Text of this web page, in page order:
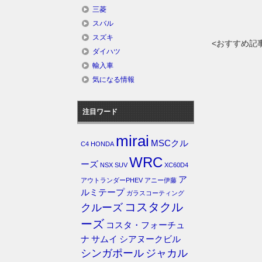
<おすすめ記
三菱
スバル
スズキ
ダイハツ
輸入車
気になる情報
注目ワード
C4 HONDA mirai MSCクル
ーズ NSX SUV WRC XC60D4
アウトランダーPHEV アニー伊藤 ア
ルミテープ ガラスコーティング
クルーズ コスタクル
ーズ コスタ・フォーチュ
ナ サムイ シアヌークビル
シンガポール ジャカル